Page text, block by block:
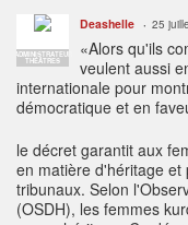
ADMINISTRATEUR
THÉÂTRES
Deashelle 25
«Alors qu'ils
veulent aussi
internationale pour
démocratique et en
le décret garantit aux
en matière d'héritage
tribunaux. Selon
(OSDH), les femmes